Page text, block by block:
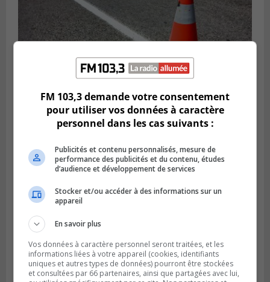
Publié le 29 juillet 2026 à 10h47
Des travaux de marquage de nuit
entraînent des entraves sur la Rive-Sud
FM 103,3 demande votre consentement
pour utiliser vos données à caractère
personnel dans les cas suivants :
Publicités et contenu personnalisés, mesure de
performance des publicités et du contenu, études
d’audience et développement de services
Stocker et/ou accéder à des informations sur un
appareil
En savoir plus
Vos données à caractère personnel seront traitées, et les
informations liées à votre appareil (cookies, identifiants
uniques et autres types de données) pourront être stockées
et consultées par 66 partenaires, ainsi que partagées avec lui,